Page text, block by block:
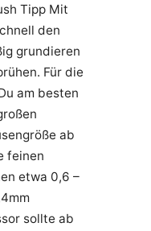
Tipp Mit
den
grundieren
Für die
am besten
ab
feinen
etwa 0,6 –
sollte ab